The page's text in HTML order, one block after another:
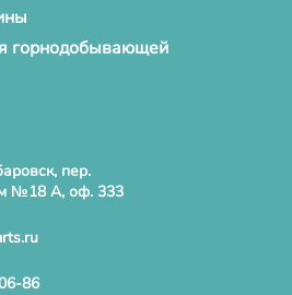
горнодобывающей
пер.
№18 А, оф. 333
86